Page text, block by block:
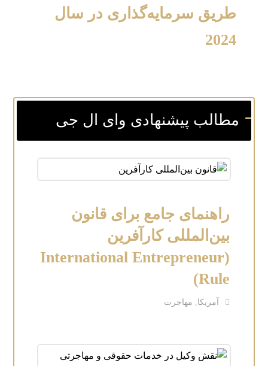
طریق سرمایه‌گذاری در سال
2024
مطالب پیشنهادی وای ال جی
راهنمای جامع برای قانون
بین‌المللی کارآفرین
(International Entrepreneur
Rule)
آمریکا مهاجرت